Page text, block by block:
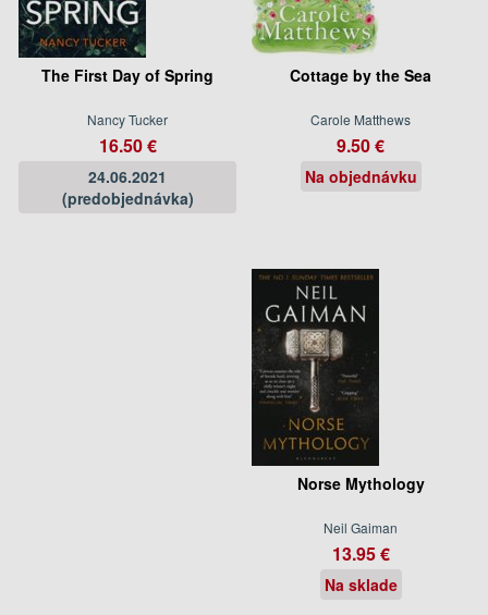
The First Day of Spring
Nancy Tucker
16.50 €
24.06.2021
(predobjednávka)
Cottage by the Sea
Carole Matthews
9.50 €
Na objednávku
Norse Mythology
Neil Gaiman
13.95 €
Na sklade